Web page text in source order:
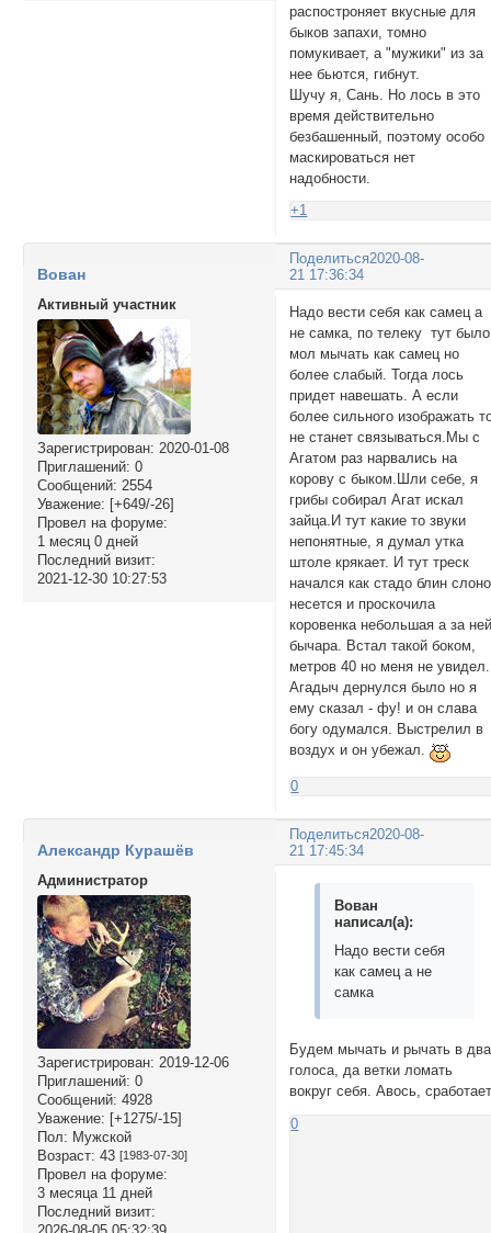
распостроняет вкусные для
быков запахи, томно
помукивает, а "мужики" из за
нее бьются, гибнут.
Шучу я, Сань. Но лось в это
время действительно
безбашенный, поэтому особо
маскироваться нет
надобности.
+1
Поделиться2020-08-
21 17:36:34
Вован
Активный участник
Зарегистрирован: 2020-01-08
Приглашений: 0
Сообщений: 2554
Уважение: [+649/-26]
Провел на форуме:
1 месяц 0 дней
Последний визит:
2021-12-30 10:27:53
Надо вести себя как самец а
не самка, по телеку тут было
мол мычать как самец но
более слабый. Тогда лось
придет навешать. А если
более сильного изображать
не станет связываться.Мы с
Агатом раз нарвались на
корову с быком.Шли себе, я
грибы собирал Агат искал
зайца.И тут какие то звуки
непонятные, я думал утка
штоле крякает. И тут треск
начался как стадо блин
несется и проскочила
коровенка небольшая а за
бычара. Встал такой боком,
метров 40 но меня не увидел.
Агадыч дернулся было но я
ему сказал - фу! и он слава
богу одумался. Выстрелил в
воздух и он убежал.
0
Поделиться2020-08-
21 17:45:34
Александр Курашёв
Администратор
Зарегистрирован: 2019-12-06
Приглашений: 0
Сообщений: 4928
Уважение: [+1275/-15]
Пол: Мужской
Возраст: 43 [1983-07-30]
Провел на форуме:
3 месяца 11 дней
Последний визит:
Вован
написал(а):
Надо вести себя
как самец а не
самка
Будем мычать и рычать в два
голоса, да ветки ломать
вокруг себя. Авось,
0